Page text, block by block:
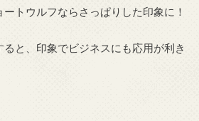
トウルフならさっぱりした印象に！
ると、印象でビジネスにも応用が利き